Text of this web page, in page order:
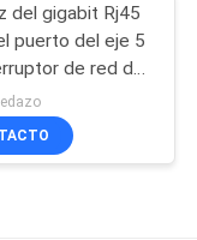
del gigabit Rj45
puerto del eje 5
de red del
del carril del